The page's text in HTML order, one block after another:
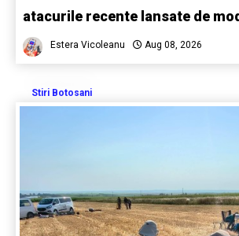
atacurile recente lansate de
Estera Vicoleanu Aug 08, 2026
Stiri Botosani